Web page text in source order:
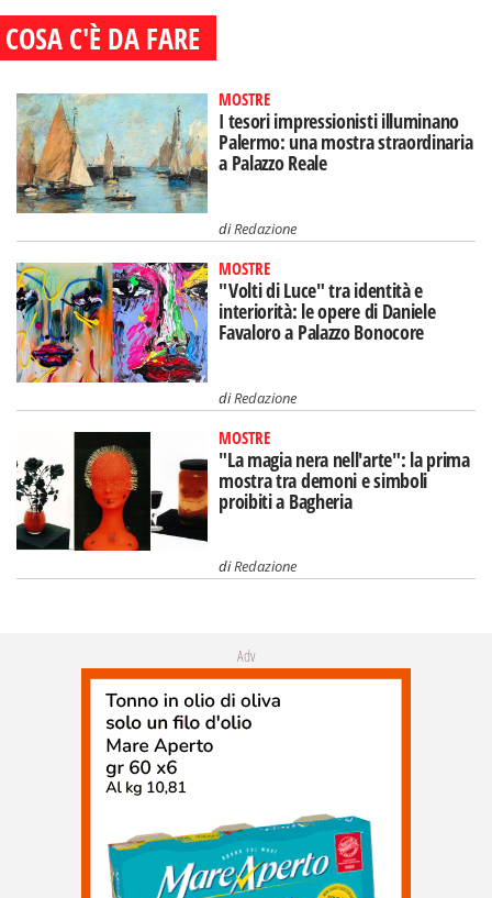
COSA C'È DA FARE
MOSTRE
I tesori impressionisti illuminano
Palermo: una mostra straordinaria
a Palazzo Reale
diRedazione
MOSTRE
"Volti di Luce" tra identità e
interiorità: le opere di Daniele
Favaloro a Palazzo Bonocore
diRedazione
MOSTRE
"La magia nera nell'arte": la prima
mostra tra demoni e simboli
proibiti a Bagheria
diRedazione
Adv